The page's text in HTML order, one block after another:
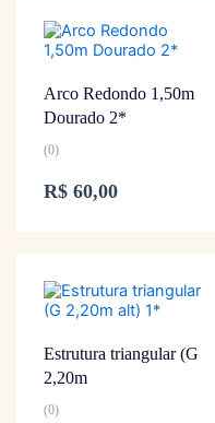
Arco Redondo 1,50m
Dourado 2*
(0)
R$ 60,00
Estrutura triangular (G
2,20m
(0)